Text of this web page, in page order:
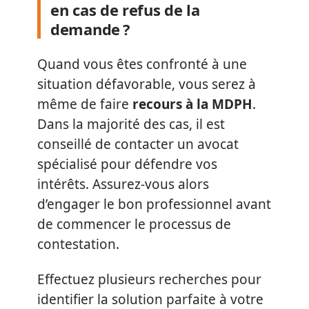
en cas de refus de la
demande ?
Quand vous êtes confronté à une
situation défavorable, vous serez à
même de faire recours à la MDPH.
Dans la majorité des cas, il est
conseillé de contacter un avocat
spécialisé pour défendre vos
intérêts. Assurez-vous alors
d’engager le bon professionnel avant
de commencer le processus de
contestation.
Effectuez plusieurs recherches pour
identifier la solution parfaite à votre